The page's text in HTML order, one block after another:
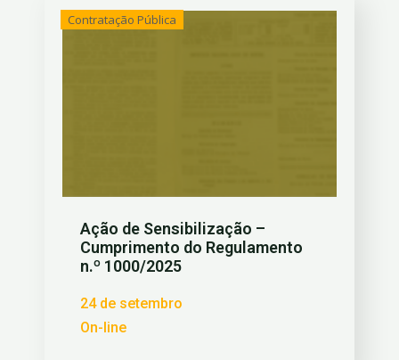
Contratação Pública
Ação de Sensibilização –
Cumprimento do Regulamento
n.º 1000/2025
24 de setembro
On-line